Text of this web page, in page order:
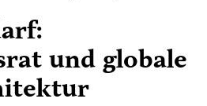
und globale